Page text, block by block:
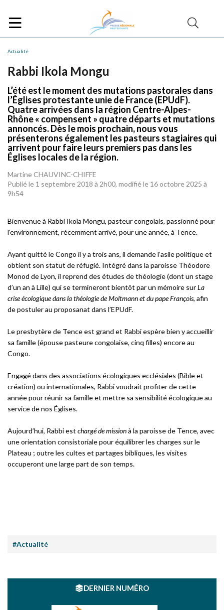
Actualité
Rabbi Ikola Mongu
L’été est le moment des mutations pastorales dans
l’Églises protestante unie de France (EPUdF).
Quatre arrivées dans la région Centre-Alpes-
Rhône « compensent » quatre départs et mutations
annoncés. Dès le mois prochain, nous vous
présenterons également les pasteurs stagiaires qui
arrivent pour faire leurs premiers pas dans les
Églises locales de la région.
Martine CHAUVINC-CHIFFE
Publié le 1 septembre 2018 à 2h00, modifié le 16 octobre 2025 à
9h54
Bienvenue à Rabbi Ikola Mongu, pasteur congolais, passionné pour
l’environnement, récemment arrivé, pour une année, à Tence.
Ayant quitté le Congo il y a trois ans, il demande l’asile politique et
obtient son statut de réfugié. Intégré dans la paroisse Théodore
Monod de Lyon, il reprend des études de théologie (dont un stage
d’un an à Lille) qui se termineront bientôt par un mémoire surLa
crise écologique dans la théologie de Moltmann et du pape François, afin
de postuler au proposanat dans l’EPUdF.
Le presbytère de Tence est grand et Rabbi espère bien y accueillir
sa famille (épouse pasteure congolaise, cinq filles) encore au
Congo.
Engagé dans des associations écologiques ecclésiales (Bible et
création) ou internationales, Rabbi voudrait profiter de cette
année pour réunir sa famille et mettre sa sensibilité écologique au
service de nos Églises.
Aujourd’hui, Rabbi est chargé de missionà la paroisse de Tence, avec
une orientation consistoriale pour équilibrer les charges sur le
Plateau ; outre les cultes et partages bibliques, les visites
occuperont une large part de son temps.
#Actualité
DERNIER NUMÉRO